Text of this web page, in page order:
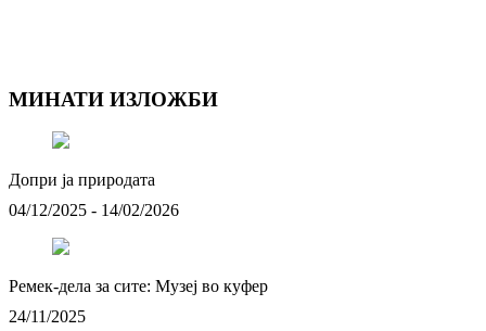
МИНАТИ ИЗЛОЖБИ
Допри ја природата
04/12/2025 - 14/02/2026
Ремек-дела за сите: Музеј во куфер
24/11/2025